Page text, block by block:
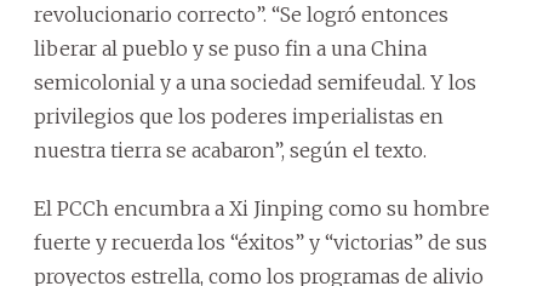
revolucionario correcto”. “Se logró entonces
liberar al pueblo y se puso fin a una China
semicolonial y a una sociedad semifeudal. Y los
privilegios que los poderes imperialistas en
nuestra tierra se acabaron”, según el texto.
El PCCh encumbra a Xi Jinping como su hombre
fuerte y recuerda los “éxitos” y “victorias” de sus
proyectos estrella, como los programas de alivio